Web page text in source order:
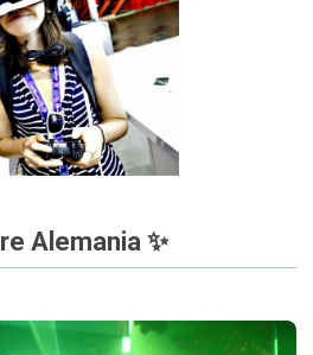
Alemania ✨